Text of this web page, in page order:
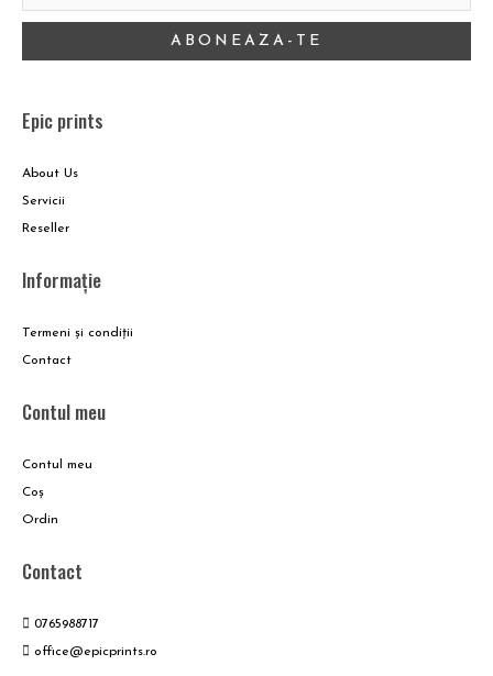
Epic prints
About Us
Servicii
Reseller
Informație
Termeni și condiții
Contact
Contul meu
Contul meu
Coş
Ordin
Contact
0765988717
office@epicprints.ro